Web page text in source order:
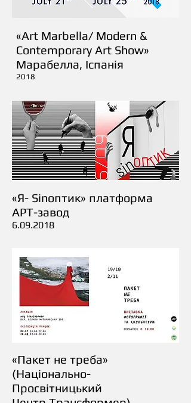
«Art Marbella/ Modern &
Contemporary Art Show»
Марабелла, Іспанія
2018
«Я- Sinоптик» платформа
АРТ-завод
6.09.2018
«Пакет не треба»
(Національно-
Просвітницький